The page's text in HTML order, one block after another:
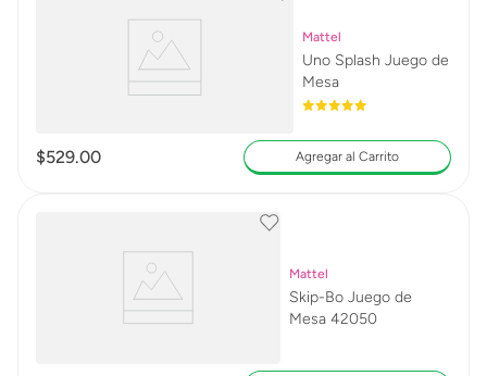
Mattel
Uno Splash Juego de
Mesa
$529.00 Agregar al Carrito
Mattel
Skip-Bo Juego de
Mesa 42050